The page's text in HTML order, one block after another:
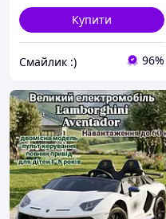
Купити
Смайлик :) 96%